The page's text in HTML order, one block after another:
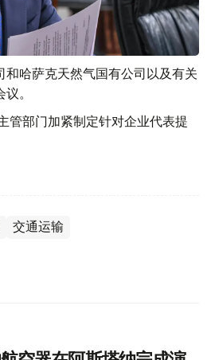
和哈萨克天然气国有公司以及有关
。
管部门加紧制定针对企业代表提
交通运输